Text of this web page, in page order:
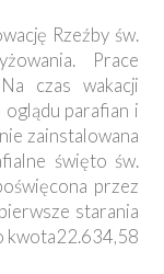
Rzeźby św.
Prace
czas wakacji
parafian i
zainstalowana
święto św.
przez
starania
kwota22.634,58